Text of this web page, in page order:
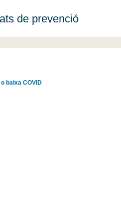
de prevenció
baixa COVID